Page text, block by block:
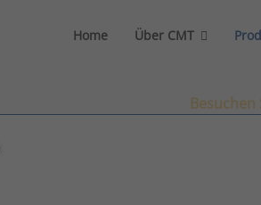
Home Über CMT
Besuchen